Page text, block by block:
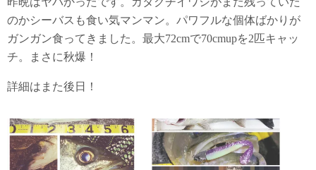
のかシーバスも食い気マンマン。パワフルな個体ばかりが
ガンガン食ってきました。最大72cmで70cmupを2匹キャッ
チ。まさに秋爆！
詳細はまた後日！